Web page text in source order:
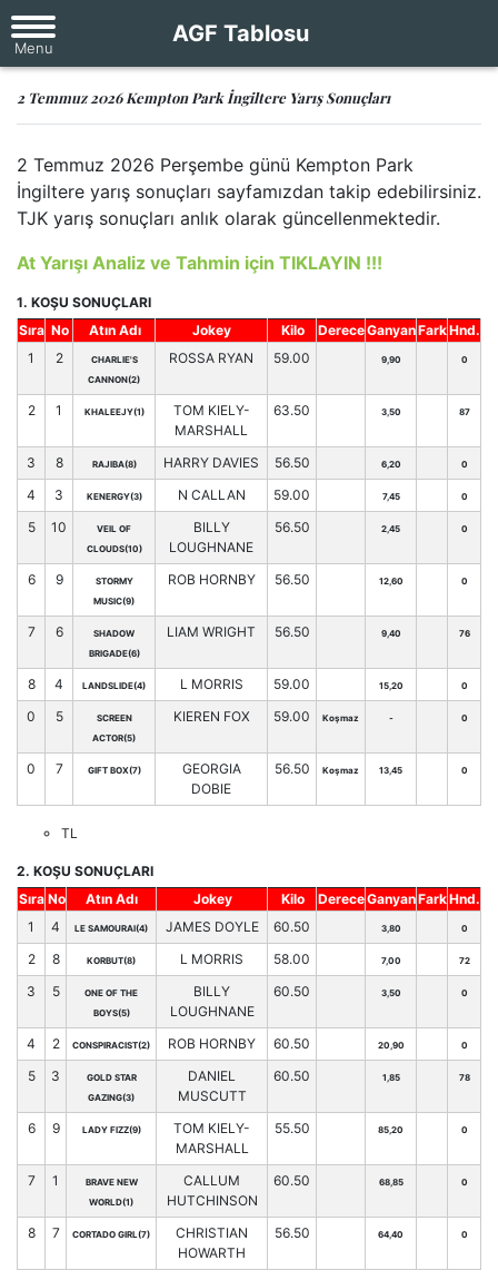
AGF Tablosu
2 Temmuz 2026 Kempton Park İngiltere Yarış Sonuçları
2 Temmuz 2026 Perşembe günü Kempton Park
İngiltere yarış sonuçları sayfamızdan takip edebilirsiniz.
TJK yarış sonuçları anlık olarak güncellenmektedir.
At Yarışı Analiz ve Tahmin için TIKLAYIN !!!
1. KOŞU SONUÇLARI
Sıra No Atın Adı Jokey Kilo DereceGanyanFarkHnd.
1
2
CHARLIE'S
CANNON(2)
ROSSA RYAN 59.00 9,90 0
2 1 KHALEEJY(1)
TOM KIELY-
MARSHALL
63.50 3,50 87
3 8 RAJIBA(8) HARRY DAVIES 56.50 6,20 0
4 3 KENERGY(3) N CALLAN 59.00 7,45 0
5 10
VEIL OF
CLOUDS(10)
BILLY
LOUGHNANE
56.50 2,45 0
6 9
STORMY
MUSIC(9)
ROB HORNBY 56.50 12,60 0
7 6
SHADOW
BRIGADE(6)
LIAM WRIGHT 56.50 9,40 76
8 4 LANDSLIDE(4) L MORRIS 59.00 15,20 0
0 5
SCREEN
ACTOR(5)
KIEREN FOX 59.00 Koşmaz - 0
0 7 GIFT BOX(7)
GEORGIA
DOBIE
56.50 Koşmaz 13,45 0
TL
2. KOŞU SONUÇLARI
Sıra No Atın Adı Jokey Kilo DereceGanyanFarkHnd.
1
4 LE SAMOURAI(4) JAMES DOYLE 60.50 3,80 0
2 8 KORBUT(8) L MORRIS 58.00 7,00 72
3 5
ONE OF THE
BOYS(5)
BILLY
LOUGHNANE
60.50 3,50 0
4 2 CONSPIRACIST(2) ROB HORNBY 60.50 20,90 0
5 3
GOLD STAR
GAZING(3)
DANIEL
MUSCUTT
60.50 1,85 78
6 9 LADY FIZZ(9)
TOM KIELY-
MARSHALL
55.50 85,20 0
7 1
BRAVE NEW
WORLD(1)
CALLUM
HUTCHINSON
60.50 68,85 0
8 7 CORTADO GIRL(7)
CHRISTIAN
HOWARTH
56.50 64,40 0